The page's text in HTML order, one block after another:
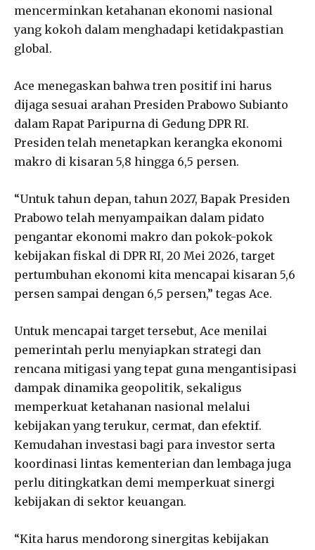
mencerminkan ketahanan ekonomi nasional
yang kokoh dalam menghadapi ketidakpastian
global.
Ace menegaskan bahwa tren positif ini harus
dijaga sesuai arahan Presiden Prabowo Subianto
dalam Rapat Paripurna di Gedung DPR RI.
Presiden telah menetapkan kerangka ekonomi
makro di kisaran 5,8 hingga 6,5 persen.
“Untuk tahun depan, tahun 2027, Bapak Presiden
Prabowo telah menyampaikan dalam pidato
pengantar ekonomi makro dan pokok-pokok
kebijakan fiskal di DPR RI, 20 Mei 2026, target
pertumbuhan ekonomi kita mencapai kisaran 5,6
persen sampai dengan 6,5 persen,” tegas Ace.
Untuk mencapai target tersebut, Ace menilai
pemerintah perlu menyiapkan strategi dan
rencana mitigasi yang tepat guna mengantisipasi
dampak dinamika geopolitik, sekaligus
memperkuat ketahanan nasional melalui
kebijakan yang terukur, cermat, dan efektif.
Kemudahan investasi bagi para investor serta
koordinasi lintas kementerian dan lembaga juga
perlu ditingkatkan demi memperkuat sinergi
kebijakan di sektor keuangan.
“Kita harus mendorong sinergitas kebijakan